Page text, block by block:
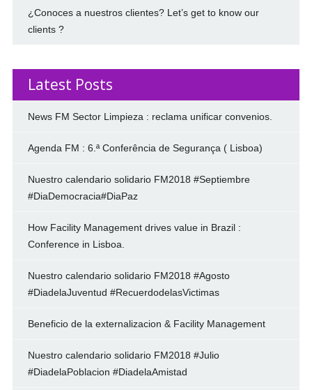
¿Conoces a nuestros clientes? Let’s get to know our
clients ?
Latest Posts
News FM Sector Limpieza : reclama unificar convenios.
Agenda FM : 6.ª Conferência de Segurança ( Lisboa)
Nuestro calendario solidario FM2018 #Septiembre
#DiaDemocracia#DiaPaz
How Facility Management drives value in Brazil :
Conference in Lisboa.
Nuestro calendario solidario FM2018 #Agosto
#DiadelaJuventud #RecuerdodelasVictimas
Beneficio de la externalizacion & Facility Management
Nuestro calendario solidario FM2018 #Julio
#DiadelaPoblacion #DiadelaAmistad